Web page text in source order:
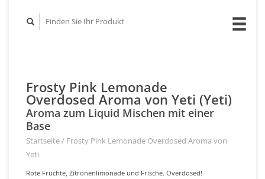
Frosty Pink Lemonade
Overdosed Aroma von Yeti (Yeti)
Aroma zum Liquid Mischen mit einer
Base
Startseite/ Frosty Pink Lemonade Overdosed Aroma von
Yeti
Rote Früchte, Zitronenlimonade und Frische. Overdosed!